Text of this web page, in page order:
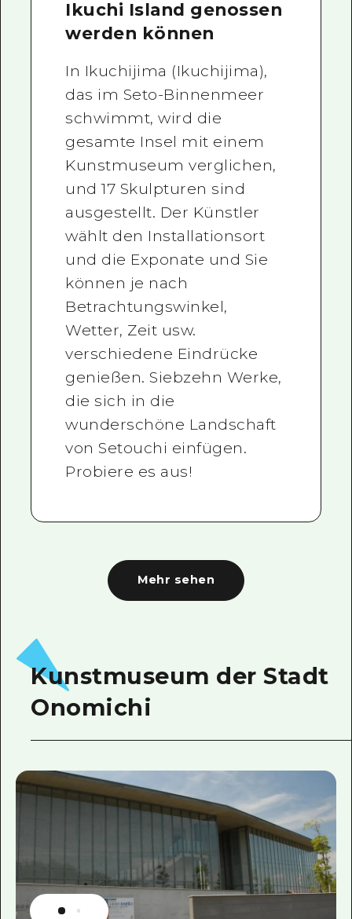
Ikuchi Island genossen
werden können
In Ikuchijima (Ikuchijima),
das im Seto-Binnenmeer
schwimmt, wird die
gesamte Insel mit einem
Kunstmuseum verglichen,
und 17 Skulpturen sind
ausgestellt. Der Künstler
wählt den Installationsort
und die Exponate und Sie
können je nach
Betrachtungswinkel,
Wetter, Zeit usw.
verschiedene Eindrücke
genießen. Siebzehn Werke,
die sich in die
wunderschöne Landschaft
von Setouchi einfügen.
Probiere es aus!
Mehr sehen
Kunstmuseum der Stadt
Onomichi